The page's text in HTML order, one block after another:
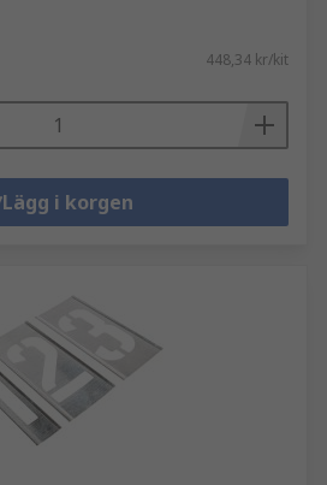
448,34 kr/kit
Lägg i korgen